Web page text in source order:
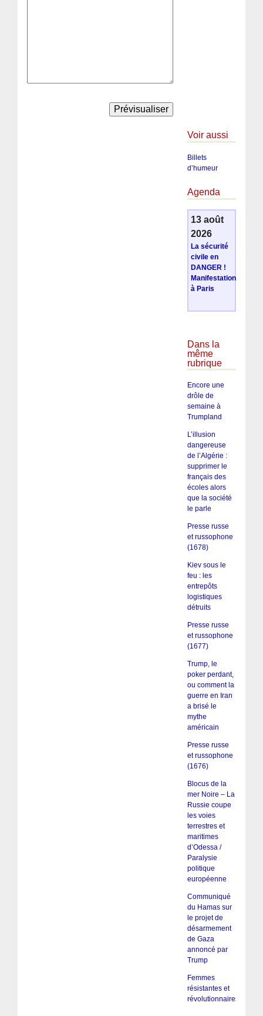
Voir aussi
Billets
d’humeur
Agenda
13 août
2026
La sécurité
civile en
DANGER !
Manifestation
à Paris
Dans la
même
rubrique
Encore une
drôle de
semaine à
Trumpland
L’illusion
dangereuse
de l’Algérie :
supprimer le
français des
écoles alors
que la société
le parle
Presse russe
et russophone
(1678)
Kiev sous le
feu : les
entrepôts
logistiques
détruits
Presse russe
et russophone
(1677)
Trump, le
poker perdant,
ou comment la
guerre en Iran
a brisé le
mythe
américain
Presse russe
et russophone
(1676)
Blocus de la
mer Noire – La
Russie coupe
les voies
terrestres et
maritimes
d’Odessa /
Paralysie
politique
européenne
Communiqué
du Hamas sur
le projet de
désarmement
de Gaza
annoncé par
Trump
Femmes
résistantes et
révolutionnaires